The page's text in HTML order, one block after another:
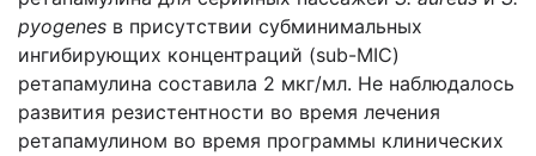
pyogenes в присутствии субминимальных
ингибирующих концентраций (sub-MIC)
ретапамулина составила 2 мкг/мл. Не наблюдалось
развития резистентности во время лечения
ретапамулином во время программы клинических